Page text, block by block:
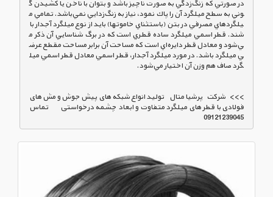
در صورتي كه زنگ‌زدگي به صورت ناچيز باشد و بتوان با ناخن يا كشيدن گ
وني به سطح ميلگرد آن را پاك نمود، نياز به زنگ‌زدايي نمي‌باشد. تمامي م
يلگردهاي مصرفي در بتن (باستثناي خاموتها) بايد از نوع ميلگرد آجدار با
شند. قطر اسمي ميلگرد ساده قطري است كه در برگ شناسايي آن ذكر م
ي‌شود و معادل قطر دايره‌اي است كه مساحت آن برابر مساحت مقطع عرض
ي ميلگرد باشد. در مورد ميلگرد آجدار، قطر اسمي معادل قطر اسمي ميل
09121239045